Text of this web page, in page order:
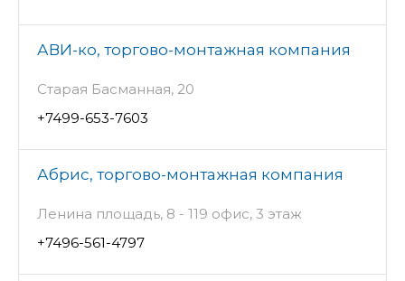
АВИ-ко, торгово-монтажная компания
Старая Басманная, 20
+7499-653-7603
Абрис, торгово-монтажная компания
Ленина площадь, 8 - 119 офис, 3 этаж
+7496-561-4797